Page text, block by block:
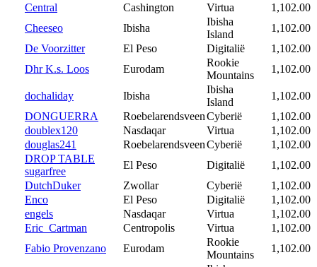
Central
Cashington Virtua
1,102.00
Cheeseo
Ibisha
Ibisha
Island
1,102.00
De Voorzitter
El Peso Digitalië
1,102.00
Dhr K.s. Loos
Eurodam
Rookie
Mountains
1,102.00
dochaliday Ibisha
Ibisha
Island
1,102.00
DONGUERRA
RoebelarendsveenCyberië
1,102.00
doublex120
Nasdaqar Virtua
1,102.00
douglas241
RoebelarendsveenCyberië
1,102.00
DROP TABLE
sugarfree
El Peso Digitalië
1,102.00
DutchDuker
Zwollar Cyberië
1,102.00
Enco
El Peso Digitalië
1,102.00
engels
Nasdaqar Virtua
1,102.00
Eric_Cartman
Centropolis Virtua
1,102.00
Fabio Provenzano
Eurodam
Rookie
Mountains
1,102.00